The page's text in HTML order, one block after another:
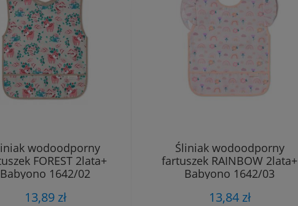
wodoodporny
FOREST 2lata+
Babyono 1642/02
13,89 zł
Śliniak wodoodporny
fartuszek RAINBOW 2lata+
Babyono 1642/03
13,84 zł